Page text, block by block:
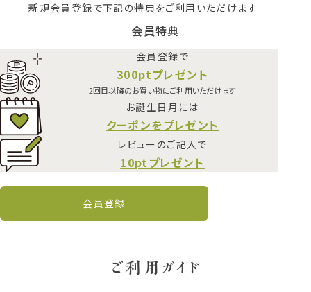
新規会員登録で下記の特典をご利用いただけます
会員特典
会員登録で
300ptプレゼント
2回目以降のお買い物にご利用いただけます
お誕生日月には
クーポンをプレゼント
レビューのご記入で
10ptプレゼント
会員登録
ご利用ガイド